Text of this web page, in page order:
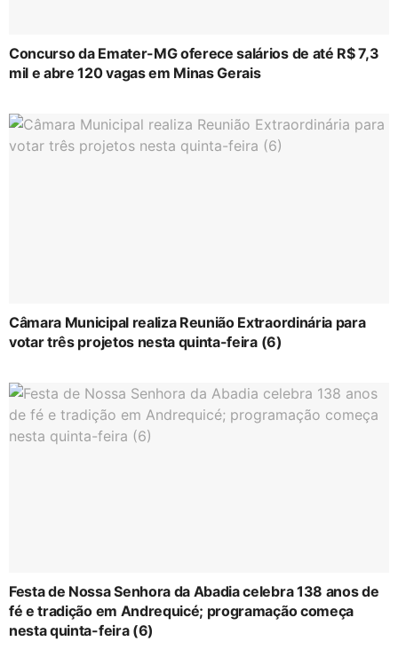
Concurso da Emater-MG oferece salários de até R$ 7,3
mil e abre 120 vagas em Minas Gerais
Câmara Municipal realiza Reunião Extraordinária para
votar três projetos nesta quinta-feira (6)
Festa de Nossa Senhora da Abadia celebra 138 anos de
fé e tradição em Andrequicé; programação começa
nesta quinta-feira (6)